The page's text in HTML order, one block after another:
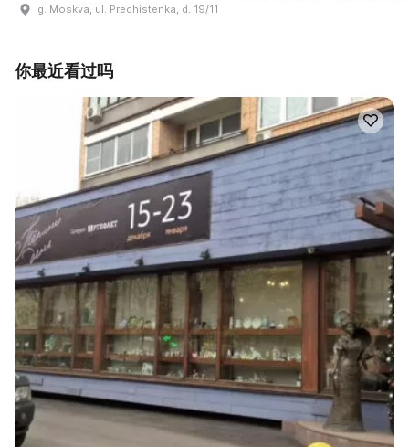
g. Moskva, ul. Prechistenka, d. 19/11
你最近看过吗